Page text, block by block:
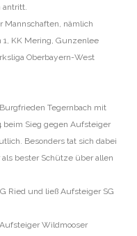
antritt.
Mannschaften, nämlich
KK Mering, Gunzenlee
Oberbayern-West
Tegernbach mit
beim Sieg gegen Aufsteiger
Besonders tat sich dabei
bester Schütze über allen
Ried und ließ Aufsteiger SG
Wildmooser